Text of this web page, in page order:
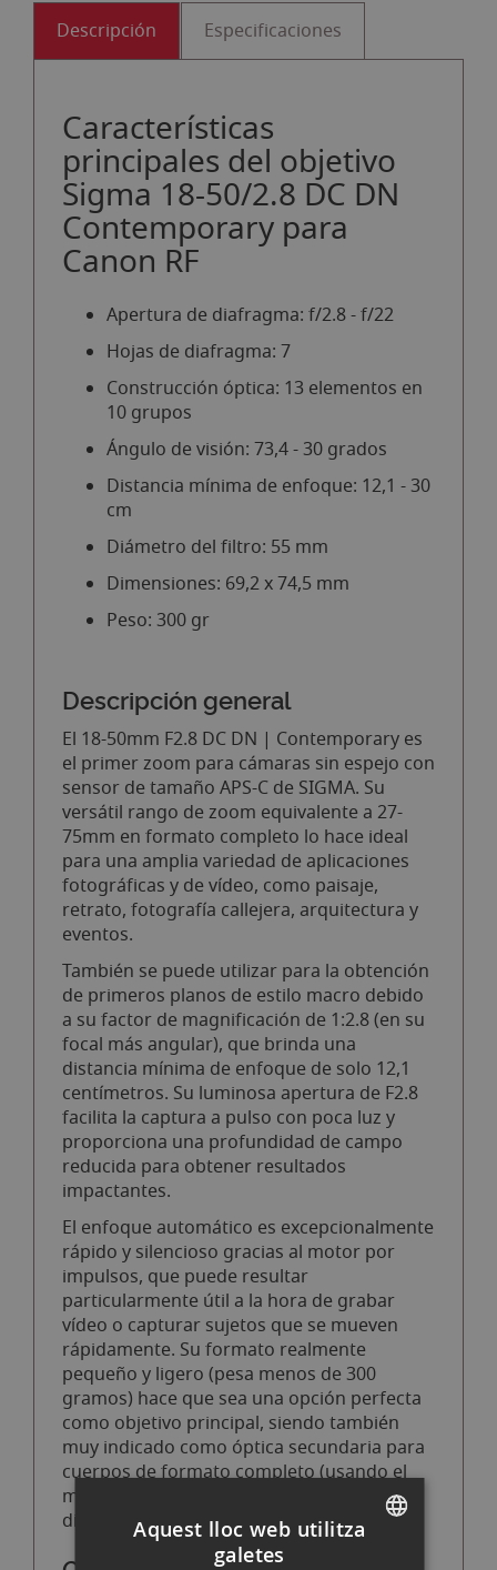
Descripción Especificaciones
Características
principales del objetivo
Sigma 18-50/2.8 DC DN
Contemporary para
Canon RF
Apertura de diafragma: f/2.8 - f/22
Hojas de diafragma: 7
Construcción óptica: 13 elementos en
10 grupos
Ángulo de visión: 73,4 - 30 grados
Distancia mínima de enfoque: 12,1 - 30
cm
Diámetro del filtro: 55 mm
Dimensiones: 69,2 x 74,5 mm
Peso: 300 gr
Descripción general
El 18-50mm F2.8 DC DN | Contemporary es
el primer zoom para cámaras sin espejo con
sensor de tamaño APS-C de SIGMA. Su
versátil rango de zoom equivalente a 27-
75mm en formato completo lo hace ideal
para una amplia variedad de aplicaciones
fotográficas y de vídeo, como paisaje,
retrato, fotografía callejera, arquitectura y
eventos.
También se puede utilizar para la obtención
de primeros planos de estilo macro debido
a su factor de magnificación de 1:2.8 (en su
focal más angular), que brinda una
distancia mínima de enfoque de solo 12,1
centímetros. Su luminosa apertura de F2.8
facilita la captura a pulso con poca luz y
proporciona una profundidad de campo
reducida para obtener resultados
impactantes.
El enfoque automático es excepcionalmente
rápido y silencioso gracias al motor por
impulsos, que puede resultar
particularmente útil a la hora de grabar
vídeo o capturar sujetos que se mueven
rápidamente. Su formato realmente
pequeño y ligero (pesa menos de 300
gramos) hace que sea una opción perfecta
como objetivo principal, siendo también
muy indicado como óptica secundaria para
cuerpos de formato completo (usando el
modo de recorte APS-C) así como para
diversas situaciones de disparo.
Aquest lloc web utilitza
galetes